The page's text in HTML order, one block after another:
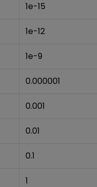
1e-15
1e-12
1e-9
0.000001
0.001
0.01
0.1
1